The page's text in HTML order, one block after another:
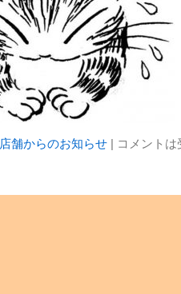
店舗からのお知らせ| コメント